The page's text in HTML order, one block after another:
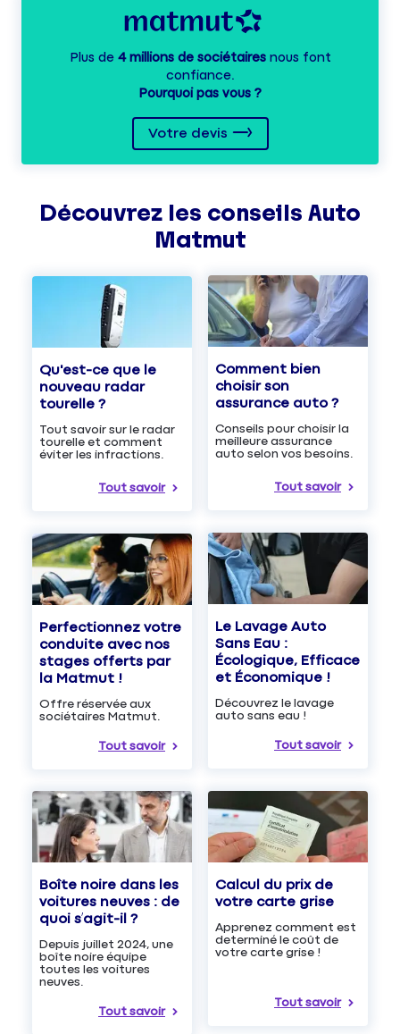
Plus de 4 millions de sociétairesnous font
confiance.
Pourquoi pas vous ?
Votre devis
Découvrez les conseils Auto
Matmut
Qu'est-ce que le
nouveau radar
tourelle ?
Tout savoir sur le radar
tourelle et comment
éviter les infractions.
Tout savoir
Comment bien
choisir son
assurance auto ?
Conseils pour choisir la
meilleure assurance
auto selon vos besoins.
Tout savoir
Perfectionnez votre
conduite avec nos
stages offerts par
la Matmut !
Offre réservée aux
sociétaires Matmut.
Tout savoir
Le Lavage Auto
Sans Eau :
Écologique, Efficace
et Économique !
Découvrez le lavage
auto sans eau !
Tout savoir
Boîte noire dans les
voitures neuves : de
quoi s’agit-il ?
Depuis juillet 2024, une
boîte noire équipe
toutes les voitures
neuves.
Tout savoir
Calcul du prix de
votre carte grise
Apprenez comment est
determiné le coût de
votre carte grise !
Tout savoir